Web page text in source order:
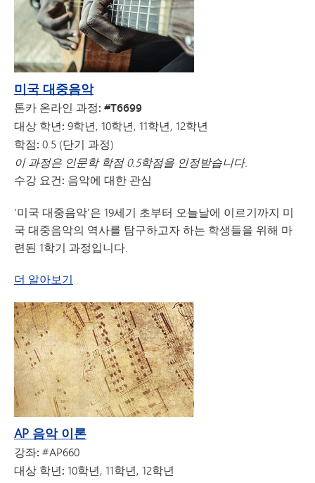
미국 대중음악
톤카 온라인 과정: #T6699
대상 학년: 9학년, 10학년, 11학년, 12학년
학점: 0.5 (단기 과정)
이 과정은 인문학 학점 0.5학점을 인정받습니다.
수강 요건: 음악에 대한 관심
‘미국 대중음악’은 19세기 초부터 오늘날에 이르기까지 미
국 대중음악의 역사를 탐구하고자 하는 학생들을 위해 마
련된 1학기 과정입니다.
더 알아보기
AP 음악 이론
강좌: #AP660
대상 학년: 10학년, 11학년, 12학년